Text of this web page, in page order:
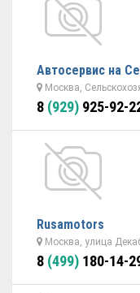
Автосервис на
Москва,
8 (929) 925-92-
Rusamotors
Москва, улица
8 (499) 180-14-